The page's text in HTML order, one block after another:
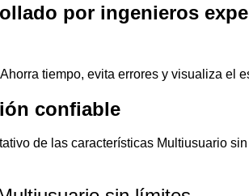
por ingenieros
tiempo, evita errores y visualiza el
confiable